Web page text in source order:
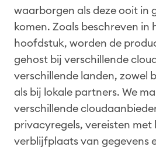
waarborgen als deze ooit in
komen. Zoals beschreven in
hoofdstuk, worden de
gehost bij verschillende
verschillende landen, zowel
als bij lokale partners. We
verschillende
privacyregels, vereisten
verblijfplaats van gegevens